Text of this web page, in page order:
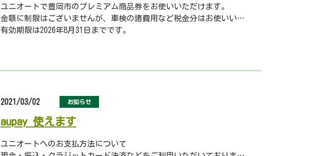
ユニオートで豊岡市のプレミアム商品券をお使いいただけます。
金額に制限はございませんが、車検の諸費用など税金分はお使いいただけません。
有効期限は2026年8月31日までです。
2021/03/02 お知らせ
aupay 使えます
ユニオートへのお支払方法について